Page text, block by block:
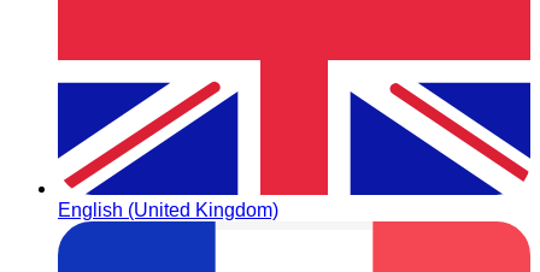
English (United Kingdom)